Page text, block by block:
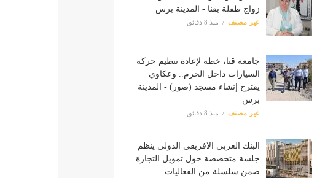
زواج طفلة بقنا - المدينة برس
غير مصنف منذ 8 دقائق
جامعة قنا، خطة لإعادة تنظيم حركة
السيارات داخل الحرم.. وعكاوي
يقترح إنشاء مسجد (صور) - المدينة
برس
غير مصنف منذ 8 دقائق
البنك العربى الافريقى الدولى ينظم
جلسة متخصصة حول تمويل التجارة
ضمن سلسلة من الفعاليات